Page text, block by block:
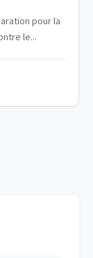
pour la
le...